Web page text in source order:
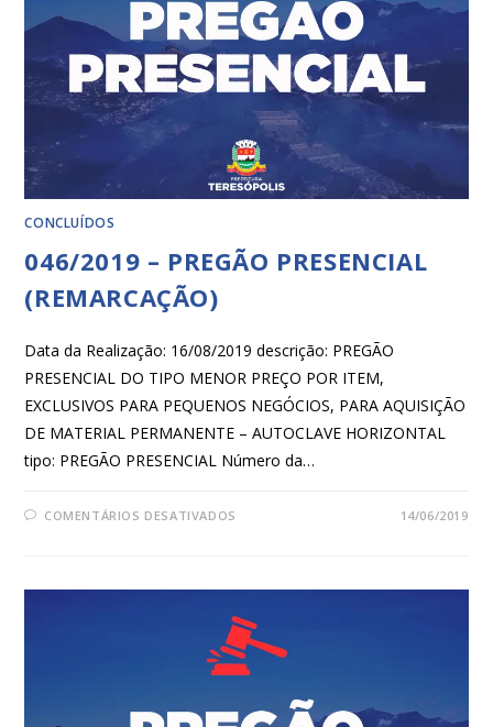
CONCLUÍDOS
046/2019 – PREGÃO PRESENCIAL
(REMARCAÇÃO)​
Data da Realização: 16/08/2019 descrição: PREGÃO
PRESENCIAL DO TIPO MENOR PREÇO POR ITEM,
EXCLUSIVOS PARA PEQUENOS NEGÓCIOS, PARA AQUISIÇÃO
DE MATERIAL PERMANENTE – AUTOCLAVE HORIZONTAL
tipo: PREGÃO PRESENCIAL Número da…
COMENTÁRIOS DESATIVADOS 14/06/2019